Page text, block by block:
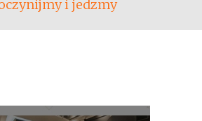
i jedzmy